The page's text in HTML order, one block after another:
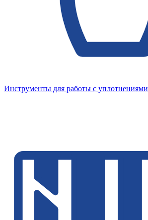
Инструменты для работы с уплотнениями